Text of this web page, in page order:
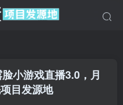
小游戏直播3.0，月
目发源地